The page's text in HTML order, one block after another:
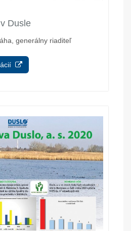
Dusle
generálny riaditeľ